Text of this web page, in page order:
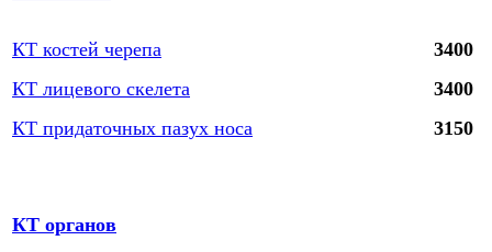
КТ костей черепа
3400
КТ лицевого скелета
3400
КТ придаточных пазух носа
3150
КТ органов